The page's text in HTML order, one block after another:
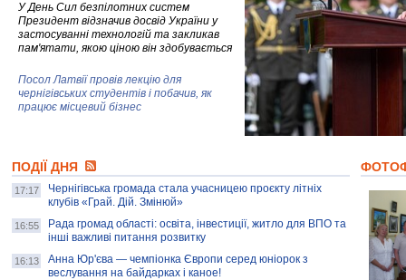
У День Сил безпілотних систем
Президент відзначив досвід України у
застосуванні технологій та закликав
пам'ятати, якою ціною він здобувається
Посол Латвії провів лекцію для
чернігівських студентів і побачив, як
працює місцевий бізнес
колекцію про війну, емоції та тварин
AB InBev Efes Україна підтримала
навчальний проєкт "Молодіжна бізнес-
школа", спрямований на розвиток
підприємництва у Чернігівській області
ПОДІЇ ДНЯ
17:17
Чернігівська громада стала учасницею проєкту літніх
клубів «Грай. Дій. Змінюй»
16:55
Рада громад області: освіта, інвестиції, житло для ВПО та
інші важливі питання розвитку
16:13
Анна Юр'єва — чемпіонка Європи серед юніорок з
веслування на байдарках і каное!